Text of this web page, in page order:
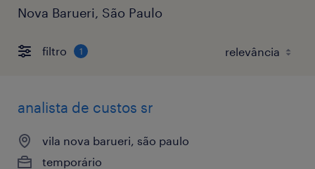
Nova Barueri, São Paulo
filtro 1
analista de custos sr
vila nova barueri, são paulo
temporário